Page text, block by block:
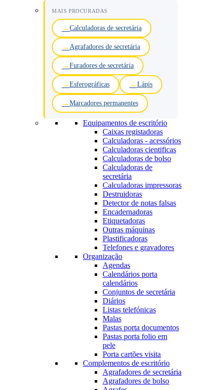
MAIS PROCURADAS
Calculadoras de secretária
Agrafadores de secretária
Furadores de secretária
Esferográficas Lápis
Marcadores permanentes
Equipamentos de escritório
Caixas registadoras
Calculadoras - acessórios
Calculadoras cientificas
Calculadoras de bolso
Calculadoras de
secretária
Calculadoras impressoras
Destruidoras
Detector de notas falsas
Encadernadoras
Etiquetadoras
Outras máquinas
Plastificadoras
Telefones e gravadores
Organização
Agendas
Calendários porta
calendários
Conjuntos de secretária
Diários
Listas telefónicas
Malas
Pastas porta documentos
Pastas porta folio em
pele
Porta cartões visita
Complementos de escritório
Agrafadores de secretária
Agrafadores de bolso